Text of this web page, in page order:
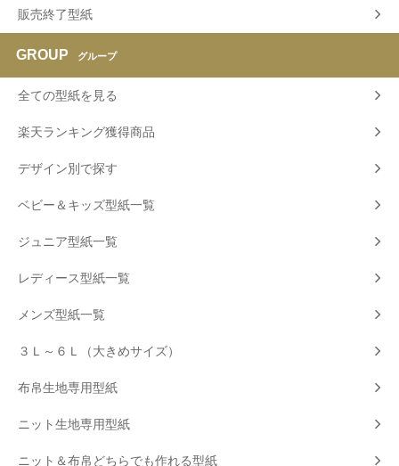
販売終了型紙
GROUP グループ
全ての型紙を見る
楽天ランキング獲得商品
デザイン別で探す
ベビー＆キッズ型紙一覧
ジュニア型紙一覧
レディース型紙一覧
メンズ型紙一覧
３Ｌ～６Ｌ（大きめサイズ）
布帛生地専用型紙
ニット生地専用型紙
ニット＆布帛どちらでも作れる型紙